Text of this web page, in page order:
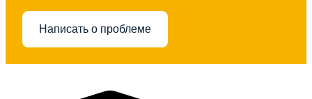
Написать о проблеме